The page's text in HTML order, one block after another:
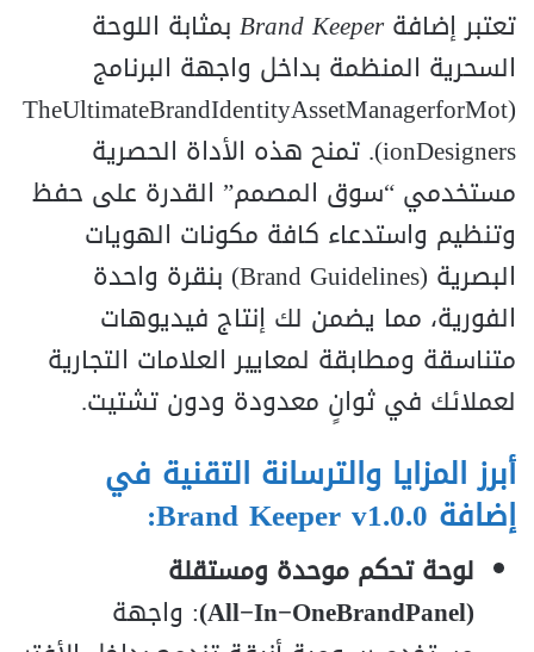
تعتبر إضافةBrand Keeper بمثابة اللوحة
السحرية المنظمة بداخل واجهة البرنامج
(TheUltimateBrandIdentityAssetManagerforMot
ionDesigners). تمنح هذه الأداة الحصرية
مستخدمي “سوق المصمم” القدرة على حفظ
وتنظيم واستدعاء كافة مكونات الهويات
البصرية (Brand Guidelines) بنقرة واحدة
الفورية، مما يضمن لك إنتاج فيديوهات
متناسقة ومطابقة لمعايير العلامات التجارية
لعملائك في ثوانٍ معدودة ودون تشتيت.
أبرز المزايا والترسانة التقنية في
إضافة Brand Keeper v1.0.0:
لوحة تحكم موحدة ومستقلة
(All−In−OneBrandPanel)
: واجهة